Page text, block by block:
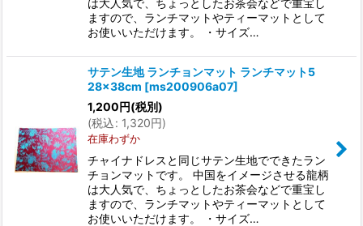
は大人気で、ちょっとしたお茶会などで重宝し
ますので、ランチマットやティーマットとして
お使いいただけます。 ・サイズ…
サテン生地 ランチョンマット ランチマット5
28×38cm [ms200906a07]
1,200円(税別)
(税込: 1,320円)
在庫わずか
チャイナドレスと同じサテン生地でできたラン
チョンマットです。 中国をイメージさせる龍柄
は大人気で、ちょっとしたお茶会などで重宝し
ますので、ランチマットやティーマットとして
お使いいただけます。 ・サイズ…